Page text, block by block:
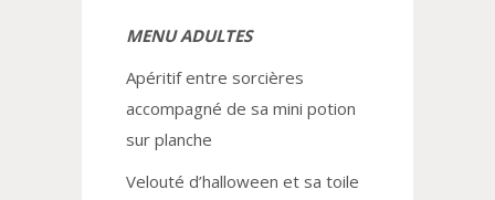
MENU ADULTES
Apéritif entre sorcières
accompagné de sa mini potion
sur planche
Velouté d’halloween et sa toile